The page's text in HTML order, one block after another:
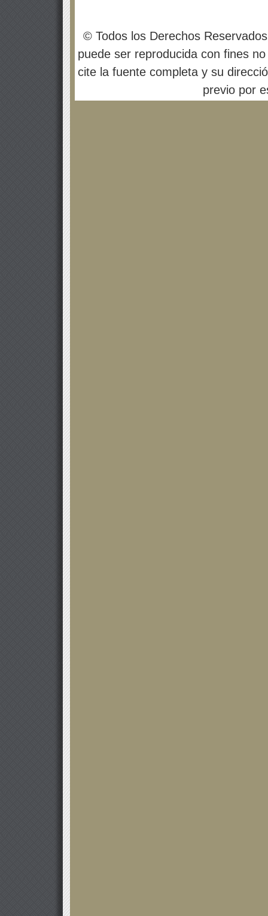
© Todos los Derechos
puede ser reproducida con fines
cite la fuente completa y su
previo por